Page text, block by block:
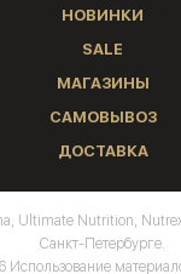
НОВИНКИ
SALE
МАГАЗИНЫ
САМОВЫВОЗ
ДОСТАВКА
Ultimate Nutrition,
Санкт-Петербурге.
Использование